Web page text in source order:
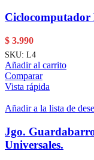
$ 3.990
SKU: L4
Añadir al carrito
Comparar
Vista rápida
Añadir a la lista de
Jgo.
Universales.